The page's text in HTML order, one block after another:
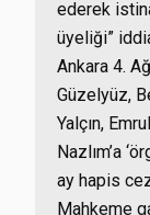
ederek
üyeliği”
Ankara 4.
Güzelyüz,
Yalçın,
Nazlım’a
ay hapis
Mahkeme